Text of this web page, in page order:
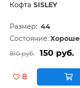
Кофта SISLEY
Размер: 44
Состояние:
810 руб. 150 руб.
8